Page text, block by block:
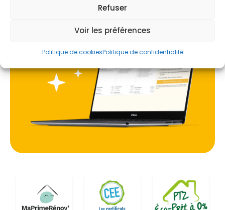
Refuser
Voir les préférences
Politique de cookiesPolitique de confidentialité